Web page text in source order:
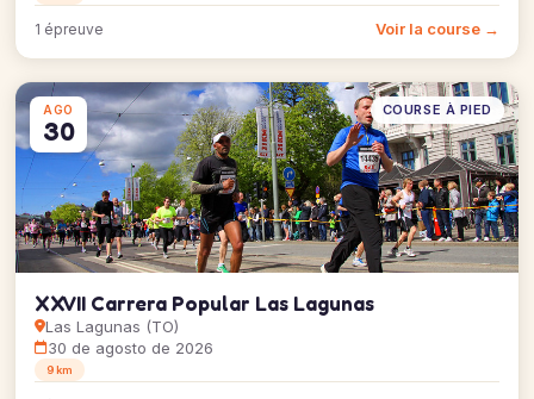
1 épreuve Voir la course →
AGO
30
COURSE À PIED
XXVII Carrera Popular Las Lagunas
Las Lagunas (TO)
30 de agosto de 2026
9 km